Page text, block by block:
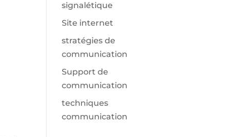
signalétique
Site internet
stratégies de
communication
Support de
communication
techniques
communication